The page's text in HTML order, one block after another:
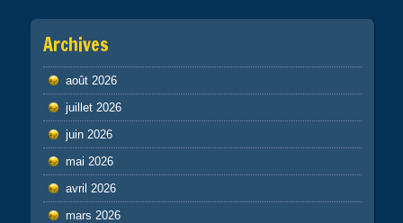
Archives
août 2026
juillet 2026
juin 2026
mai 2026
avril 2026
mars 2026